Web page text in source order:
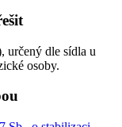
určený dle sídla u
osoby.